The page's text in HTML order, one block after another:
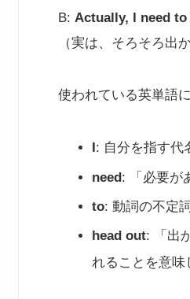
B: Actually, I need
（実は、そろそろ出
使われている英単語
: 自分を指す代
need: 「必要が
to: 動詞の不定
head out: 「出
れることを意味